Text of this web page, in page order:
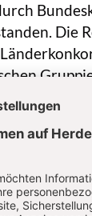
Die
Republik